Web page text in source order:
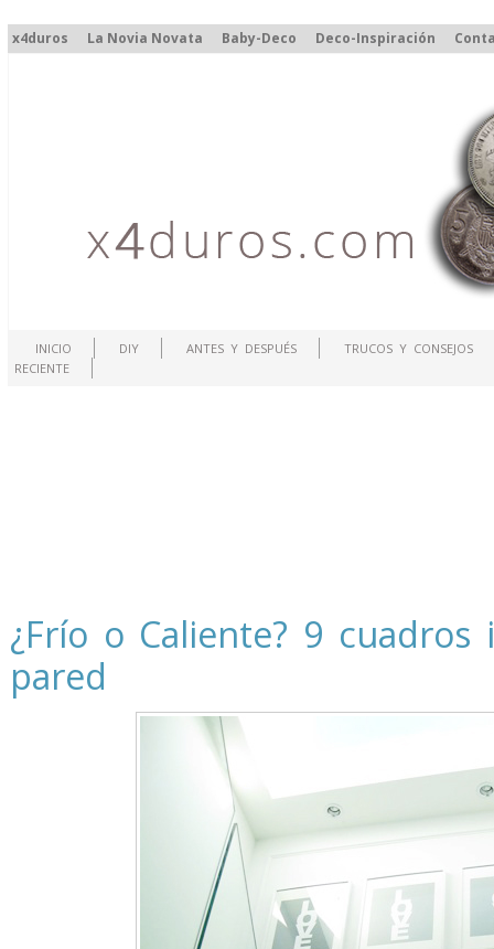
x4duros La Novia Novata Baby-Deco Deco-Inspiración
INICIO DIY ANTES Y DESPUÉS
TRUCOS Y CONSEJOS
RECIENTE
¿Frío o Caliente? 9 cuadros
pared